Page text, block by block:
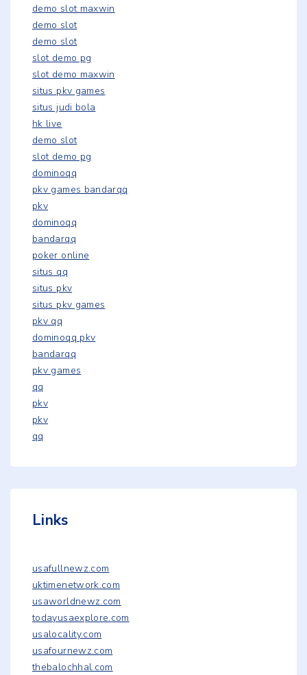
demo slot maxwin
demo slot
demo slot
slot demo pg
slot demo maxwin
situs pkv games
situs judi bola
hk live
demo slot
slot demo pg
dominoqq
pkv games bandarqq
pkv
dominoqq
bandarqq
poker online
situs qq
situs pkv
situs pkv games
pkv qq
dominoqq pkv
bandarqq
pkv games
qq
pkv
pkv
qq
Links
usafullnewz.com
uktimenetwork.com
usaworldnewz.com
todayusaexplore.com
usalocality.com
usafournewz.com
thebalochhal.com